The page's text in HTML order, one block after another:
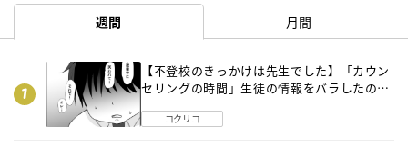
週間 月間
【不登校のきっかけは先生でした】「カウン
セリングの時間」生徒の情報をバラしたの
コクリコ